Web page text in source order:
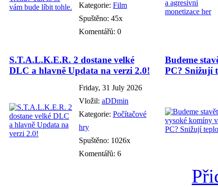
Kategorie: Film
Spuštěno: 45x
Komentářů: 0
S.T.A.L.K.E.R. 2 dostane velké
DLC a hlavně Updata na verzi 2.0!
Friday, 31 July 2026
Vložil: aDDmin
Kategorie: Počítačové
hry
Spuštěno: 1026x
Komentářů: 6
Budeme
PC? Snižují